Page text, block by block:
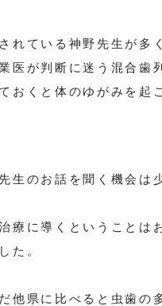
れている神野先生が多
医が判断に迷う混合歯
おくと体のゆがみを起
生のお話を聞く機会は
療に導くということは
た。
他県に比べると虫歯の